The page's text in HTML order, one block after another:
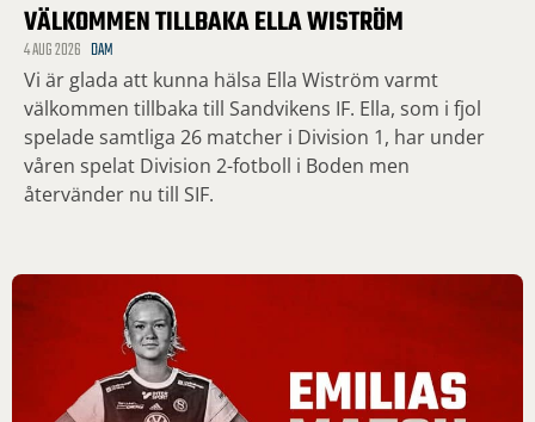
VÄLKOMMEN TILLBAKA ELLA WISTRÖM
4 AUG 2026 DAM
Vi är glada att kunna hälsa Ella Wiström varmt
välkommen tillbaka till Sandvikens IF. Ella, som i fjol
spelade samtliga 26 matcher i Division 1, har under
våren spelat Division 2-fotboll i Boden men
återvänder nu till SIF.